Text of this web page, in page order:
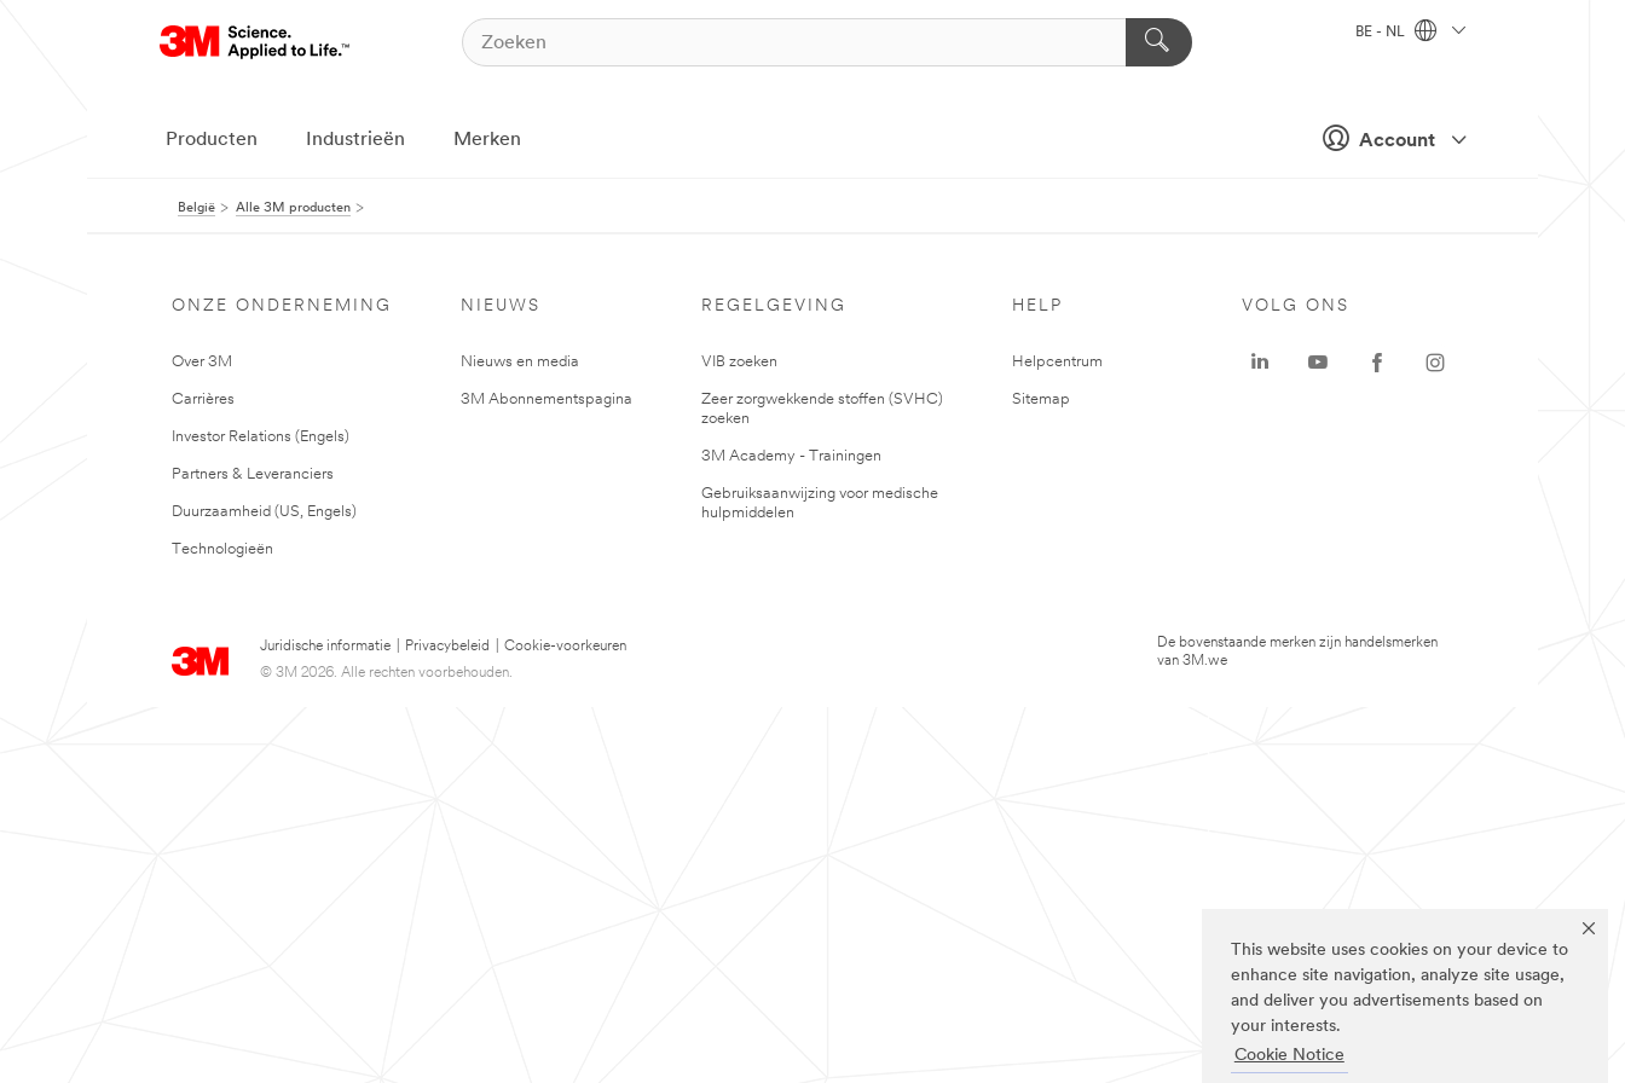
This website uses cookies on your device to
enhance site navigation, analyze site usage,
and deliver you advertisements based on
your interests.
Cookie Notice
Account
BE - NL
Producten Industrieën Merken
België Alle 3M producten
ONZE ONDERNEMING
Over 3M
Carrières
Investor Relations (Engels)
Partners & Leveranciers
Duurzaamheid (US, Engels)
Technologieën
NIEUWS
Nieuws en media
3M Abonnementspagina
REGELGEVING
VIB zoeken
Zeer zorgwekkende stoffen (SVHC)
zoeken
3M Academy - Trainingen
Gebruiksaanwijzing voor medische
hulpmiddelen
HELP
Helpcentrum
Sitemap
Juridische informatie Privacybeleid
Cookie-voorkeuren
© 3M 2026. Alle rechten voorbehouden.
VOLG ONS
De bovenstaande merken zijn handelsmerken
van 3M.we